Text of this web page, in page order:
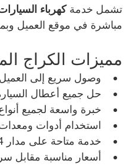
تشمل خدمة كهرباء
مباشرة في موقع العميل
مميزات الكراج
وصول سريع إلى
حل جميع أعطال
خبرة واسعة لجميع
استخدام أدوات
خدمة متاحة على مدار 24 ساعة لجميع الأعطال الطارئة.
أسعار مناسبة مقابل